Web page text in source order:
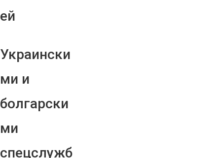
ей
Украински
ми и
болгарски
ми
спецслужб